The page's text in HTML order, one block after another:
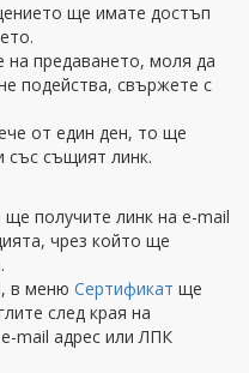
ще имате достъп
на предаването, моля да
подейства, свържете с
от един ден, то ще
със същият линк.
получите линк на e-mail
чрез който ще
в меню Сертификат ще
след края на
mail адрес или ЛПК